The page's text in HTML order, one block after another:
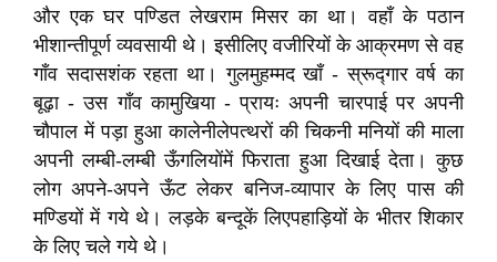
और एक घर पण्डित लेखराम मिसर का था। वहाँ के पठान
भीशान्तीपूर्ण व्यवसायी थे। इसीलिए वजीरियों के आक्रमण से वह
गाँव सदासशंक रहता था। गुलमुहम्मद खाँ - स्रूद्गार वर्ष का
बूढ़ा - उस गाँव कामुखिया - प्रायः अपनी चारपाई पर अपनी
चौपाल में पड़ा हुआ कालेनीलेपत्थरों की चिकनी मनियों की माला
अपनी लम्बी-लम्बी ऊँगलियोंमें फिराता हुआ दिखाई देता। कुछ
लोग अपने-अपने ऊँट लेकर बनिज-व्यापार के लिए पास की
मण्डियों में गये थे। लड़के बन्दूकें लिएपहाड़ियों के भीतर शिकार
के लिए चले गये थे।